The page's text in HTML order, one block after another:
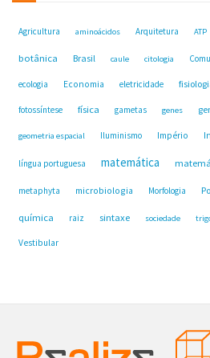
Agricultura aminoácidos Arquitetura ATP
botânica Brasil caule citologia
ecologia Economia eletricidade
fotossíntese física gametas genes
geometria espacial Iluminismo Império
língua portuguesa matemática
metaphyta microbiologia Morfologia
química raiz sintaxe sociedade
Vestibular